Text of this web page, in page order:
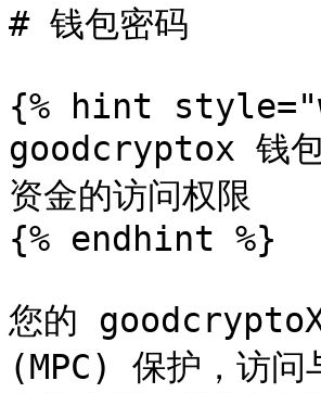
# 钱包密码
{% hint
goodcryptox 钱包
资金的访问权限
{% endhint %}
您的 goodcryptoX
(MPC) 保护，访